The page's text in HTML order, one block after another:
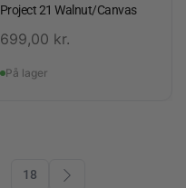
Project 21 Walnut/Canvas
699,00 kr.
På lager
18